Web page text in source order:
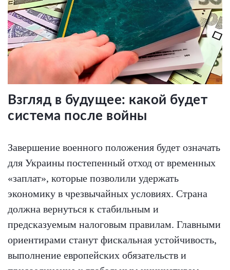
Взгляд в будущее: какой будет
система после войны
Завершение военного положения будет означать
для Украины постепенный отход от временных
«заплат», которые позволили удержать
экономику в чрезвычайных условиях. Страна
должна вернуться к стабильным и
предсказуемым налоговым правилам. Главными
ориентирами станут фискальная устойчивость,
выполнение европейских обязательств и